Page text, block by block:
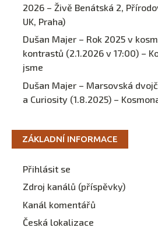
2026 – Živě Benátská 2,
UK, Praha)
Dušan Majer – Rok 2025 v
kontrastů (2.1.2026 v 17:00) –
jsme
Dušan Majer – Marsovská
a Curiosity (1.8.2025) –
ZÁKLADNÍ INFORMACE
Přihlásit se
Zdroj kanálů (příspěvky)
Kanál komentářů
Česká lokalizace